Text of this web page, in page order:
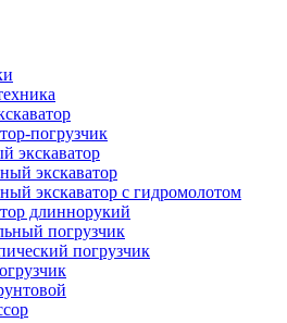
погрузчик
экскаватор
экскаватор
экскаватор с гидромолотом
длиннорукий
погрузчик
погрузчик